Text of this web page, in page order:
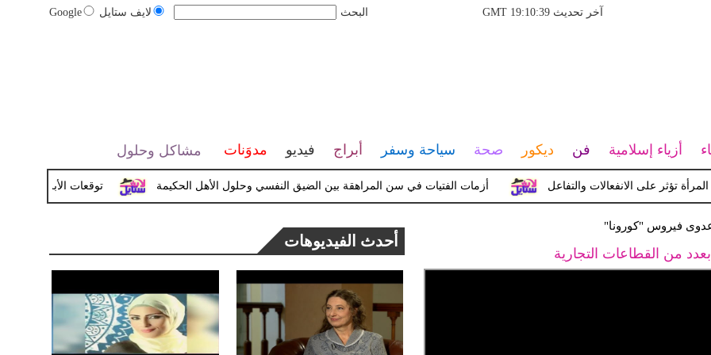
لايف ستايل Google البحث آخر تحديث GMT 19:10:39
أزياء إسلامية فن ديكور صحة سياحة وسفر أبراج فيديو مدوَنات مشاكل وحلول
توقعات الأبراج اليوم الأربعاء 04 مارس / أذار 2026 أزمات الفتيات في سن المراهقة بين الضيق النفسي وحلول الأهل الحكيمة على الانفعالات والتفاعل
عدوى فيروس "كورونا"
من القطاعات التجارية
أحدث الفيديوهات